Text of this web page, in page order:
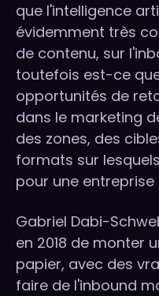
que l'intelligence
évidemment très
de contenu, sur
toutefois est-ce
opportunités de
dans le marketing
des zones, des
formats sur
pour une entreprise
Gabriel Dabi-
en 2018 de monter
papier, avec des
faire de l'inbound